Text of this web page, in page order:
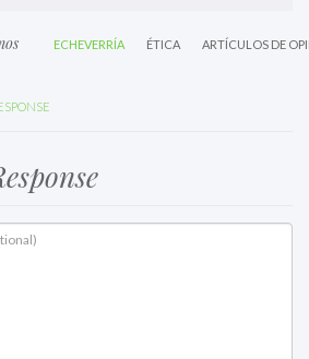
ECHEVERRÍA ÉTICA ARTÍCULOS DE